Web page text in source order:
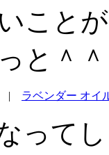
こと
と＾
| ラベンダー オイ
って